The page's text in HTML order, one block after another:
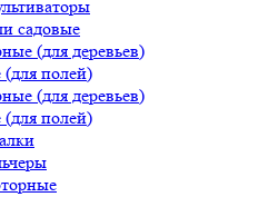
садовые
(для деревьев)
полей)
(для деревьев)
полей)